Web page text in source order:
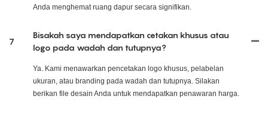
Anda menghemat ruang dapur secara signifikan.
7
Bisakah saya mendapatkan cetakan khusus atau
logo pada wadah dan tutupnya?
Ya. Kami menawarkan pencetakan logo khusus, pelabelan
ukuran, atau branding pada wadah dan tutupnya. Silakan
berikan file desain Anda untuk mendapatkan penawaran harga.